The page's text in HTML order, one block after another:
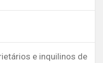
e inquilinos de